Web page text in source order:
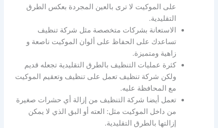
على الموكيت لا ترى بالعين المجردة بعكس الطرق
التقليدية.
الاستعانة بشركات متخصصة مثل شركة تنظيف
تساعدك على الحفاظ على ألوان الموكيت ناصعة و
زاهية ومتميزة.
كثرة عمليات التنظيف بالطرق التقليدية تجعله قديم
ولكن شركة تنظيف تعمل على تنظيف وتعقيم الموكيت
مع المحافظة عليه.
تعمل أيضا شركة التنظيف من إزالة أي حشرات صغيرة
من داخل الموكيت مثل: العته أو البق الذي لا يمكن
إزالتها بالطرق التقليدية.